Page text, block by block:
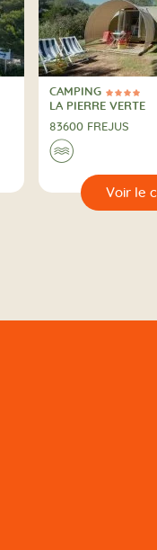
4 Étoiles
CAMPING
CAMPING
LA PIERRE VERTE
83600 FREJUS
Au bord
🌊
🔍